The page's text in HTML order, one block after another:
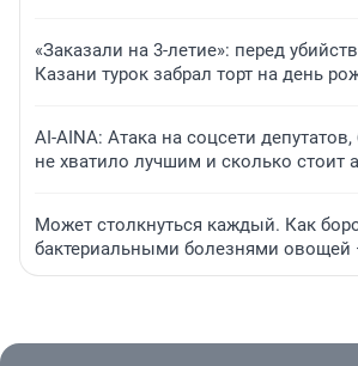
«Заказали на 3-летие»: перед
Казани турок забрал торт на день
AI-AINA: Атака на соцсети
не хватило лучшим и сколько стоит
Может столкнуться каждый. Как
бактериальными болезнями овощей